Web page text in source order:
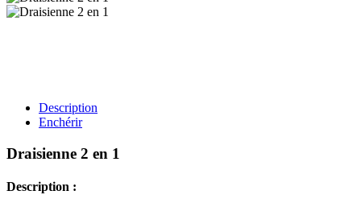
Description
Enchérir
Draisienne 2 en 1
Description :